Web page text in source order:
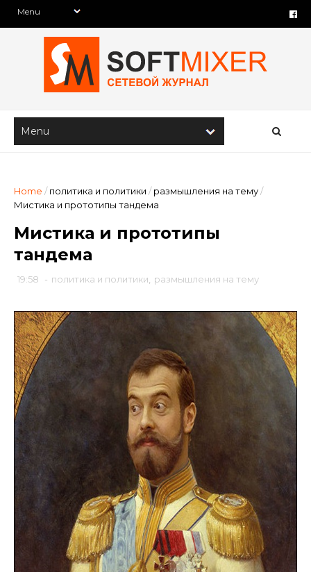
Home / политика и политики / размышления на тему/
Мистика и прототипы тандема
Мистика и прототипы
тандема
19:58 - политика и политики размышления на тему